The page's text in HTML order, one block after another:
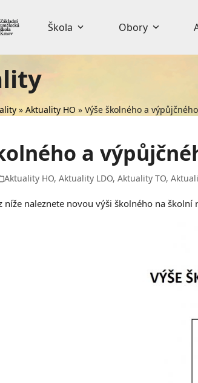
Škola Obory
» Aktuality HO » Výše školného a
a
Aktuality HO,Aktuality LDO,Aktuality TO,
níže naleznete novou výši školného na